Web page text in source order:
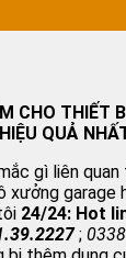
CHO THIẾT
QUẢ
gì liên quan
xưởng garage
24/24: Hot
;